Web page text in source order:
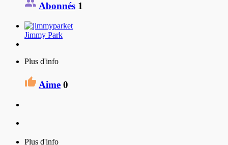
Abonnés 1
Jimmy Park
Plus d'info
Aime 0
Plus d'info